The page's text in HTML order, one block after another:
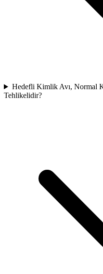
Hedefli Kimlik Avı, Normal
Tehlikelidir?